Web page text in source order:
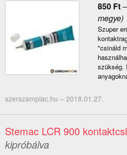
850 Ft–
megye)
Szuper
"csináld
szükség.
szerszampiac.hu – 2018.01.27.
Stemac LCR 900
kipróbálva